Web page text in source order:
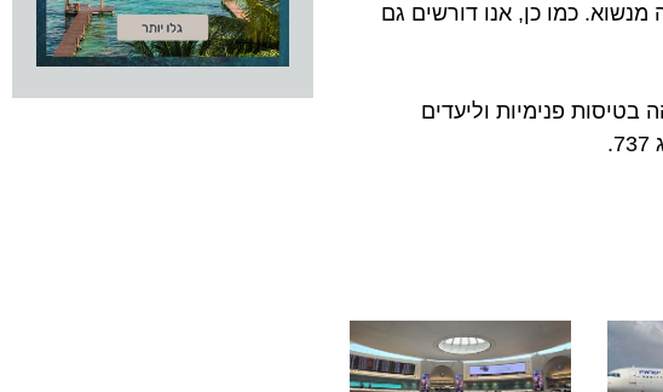
שבועיות ו-22 שעות ביום והנטל קשה מנשוא. כמו כן, אנו דורשים גם
פנימיות וליעדים